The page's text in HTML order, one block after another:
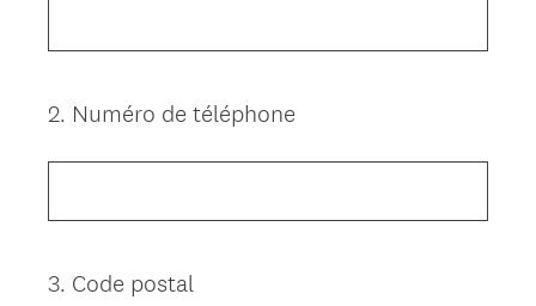
Question
2. Numéro de téléphone
Question
3. Code postal